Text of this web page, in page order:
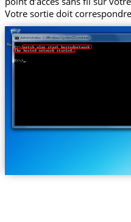
Votre sortie doit